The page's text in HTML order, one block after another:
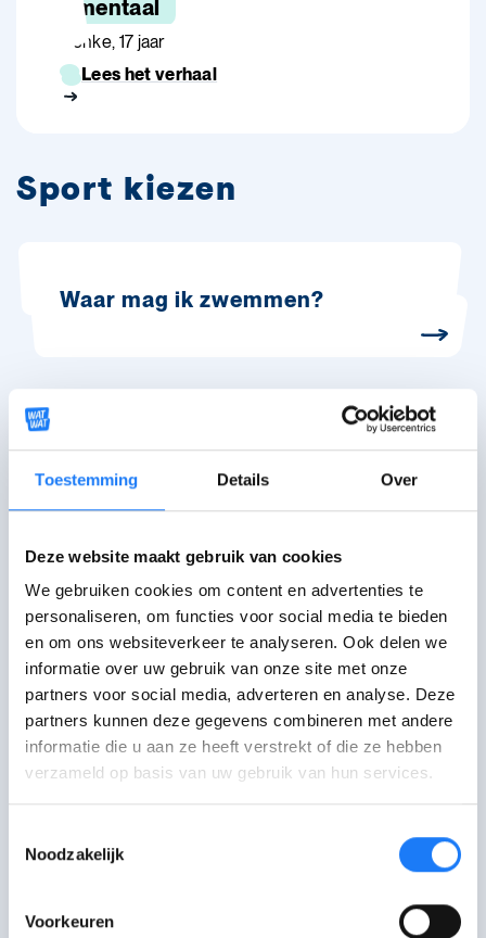
Toestemming Details Over
Deze website maakt gebruik van cookies
We gebruiken cookies om content en advertenties te
personaliseren, om functies voor social media te bieden
en om ons websiteverkeer te analyseren. Ook delen we
informatie over uw gebruik van onze site met onze
partners voor social media, adverteren en analyse. Deze
partners kunnen deze gegevens combineren met andere
informatie die u aan ze heeft verstrekt of die ze hebben
verzameld op basis van uw gebruik van hun services.
Noodzakelijk
Voorkeuren
mentaal
Jienke, 17 jaar
Lees het verhaal
Sport kiezen
Waar mag ik zwemmen?
Gezond sporten
moet ik op letten?
Ik voel mij onveilig in mijn
sportclub, wat kan ik doen?
Sport en eten
Moet je anders eten als je veel